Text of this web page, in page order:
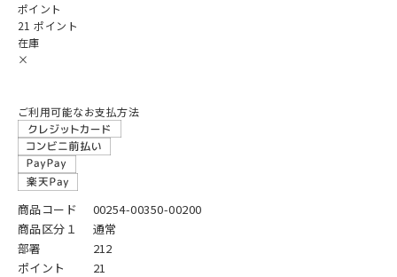
ポイント
21 ポイント
在庫
×
ご利用可能なお支払方法
商品コード
00254-00350-00200
商品区分１
通常
部署
212
ポイント
21